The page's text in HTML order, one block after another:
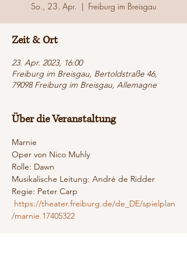
So., 23. Apr.
  |
Freiburg im Breisgau
Zeit & Ort
23. Apr. 2023, 16:00
Freiburg im Breisgau, Bertoldstraße 46,
79098 Freiburg im Breisgau, Allemagne
Über die Veranstaltung
Marnie
Oper von Nico Muhly
Rolle: Dawn
Musikalische Leitung: André de Ridder
Regie: Peter Carp
https://theater.freiburg.de/de_DE/spielplan
/marnie.17405322